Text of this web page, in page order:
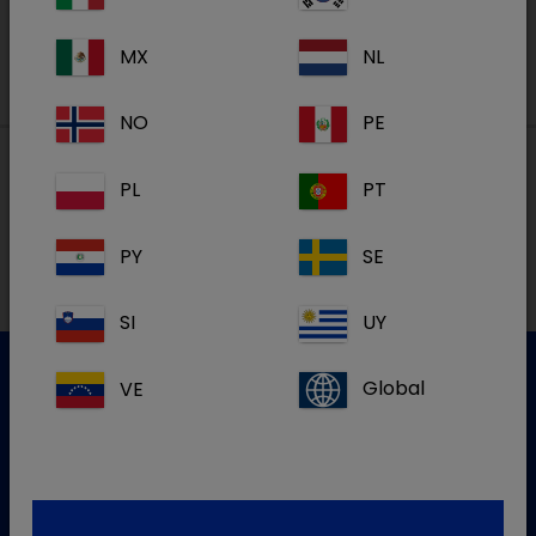
Lokalne adrese
korisnike
MX NL
NO PE
PL PT
PY SE
SI UY
VE Global